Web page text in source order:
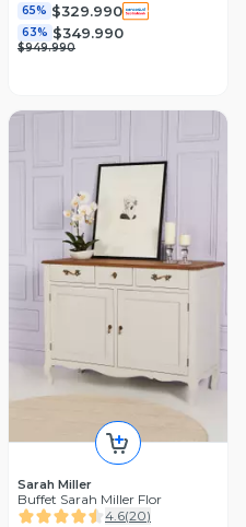
65% $329.990
63% $349.990
$949.990
Sarah Miller
Buffet Sarah Miller Flor
4.6(20)